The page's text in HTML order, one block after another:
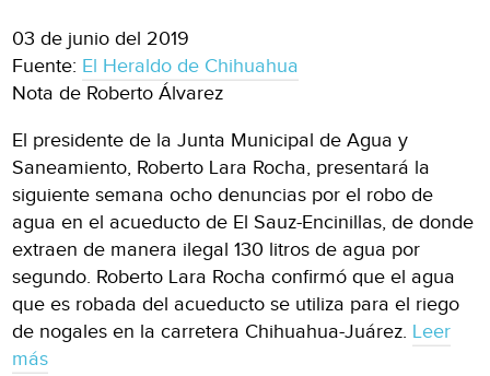
03 de junio del 2019
Fuente: El Heraldo de Chihuahua
Nota de Roberto Álvarez
El presidente de la Junta Municipal de Agua y
Saneamiento, Roberto Lara Rocha, presentará la
siguiente semana ocho denuncias por el robo de
agua en el acueducto de El Sauz-Encinillas, de donde
extraen de manera ilegal 130 litros de agua por
segundo. Roberto Lara Rocha confirmó que el agua
que es robada del acueducto se utiliza para el riego
de nogales en la carretera Chihuahua-Juárez. Leer
más